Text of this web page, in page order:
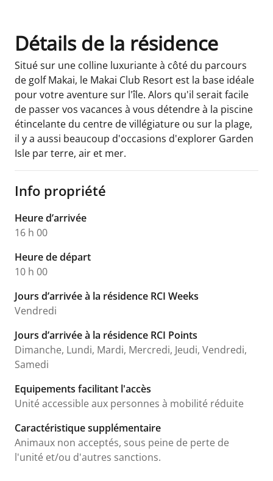
Détails de la résidence
Situé sur une colline luxuriante à côté du parcours
de golf Makai, le Makai Club Resort est la base idéale
pour votre aventure sur l'île. Alors qu'il serait facile
de passer vos vacances à vous détendre à la piscine
étincelante du centre de villégiature ou sur la plage,
il y a aussi beaucoup d'occasions d'explorer Garden
Isle par terre, air et mer.
Info propriété
Heure d’arrivée
16 h 00
Heure de départ
10 h 00
Jours d’arrivée à la résidence RCI Weeks
Vendredi
Jours d’arrivée à la résidence RCI Points
Dimanche, Lundi, Mardi, Mercredi, Jeudi, Vendredi,
Samedi
Equipements facilitant l'accès
Unité accessible aux personnes à mobilité réduite
Caractéristique supplémentaire
Animaux non acceptés, sous peine de perte de
l'unité et/ou d'autres sanctions.